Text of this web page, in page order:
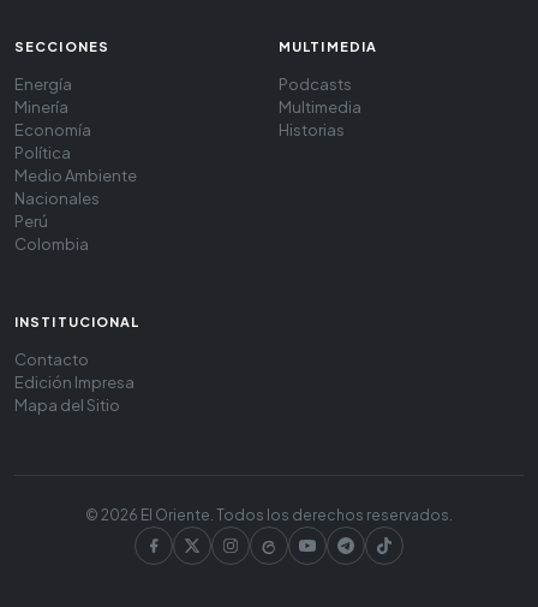
SECCIONES
Energía
Minería
Economía
Política
Medio Ambiente
Nacionales
Perú
Colombia
MULTIMEDIA
Podcasts
Multimedia
Historias
INSTITUCIONAL
Contacto
Edición Impresa
Mapa del Sitio
© 2026 El Oriente. Todos los derechos reservados.